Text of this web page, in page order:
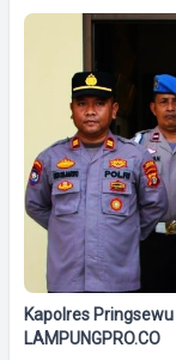
Kapolres
LAMPUNGPRO.CO